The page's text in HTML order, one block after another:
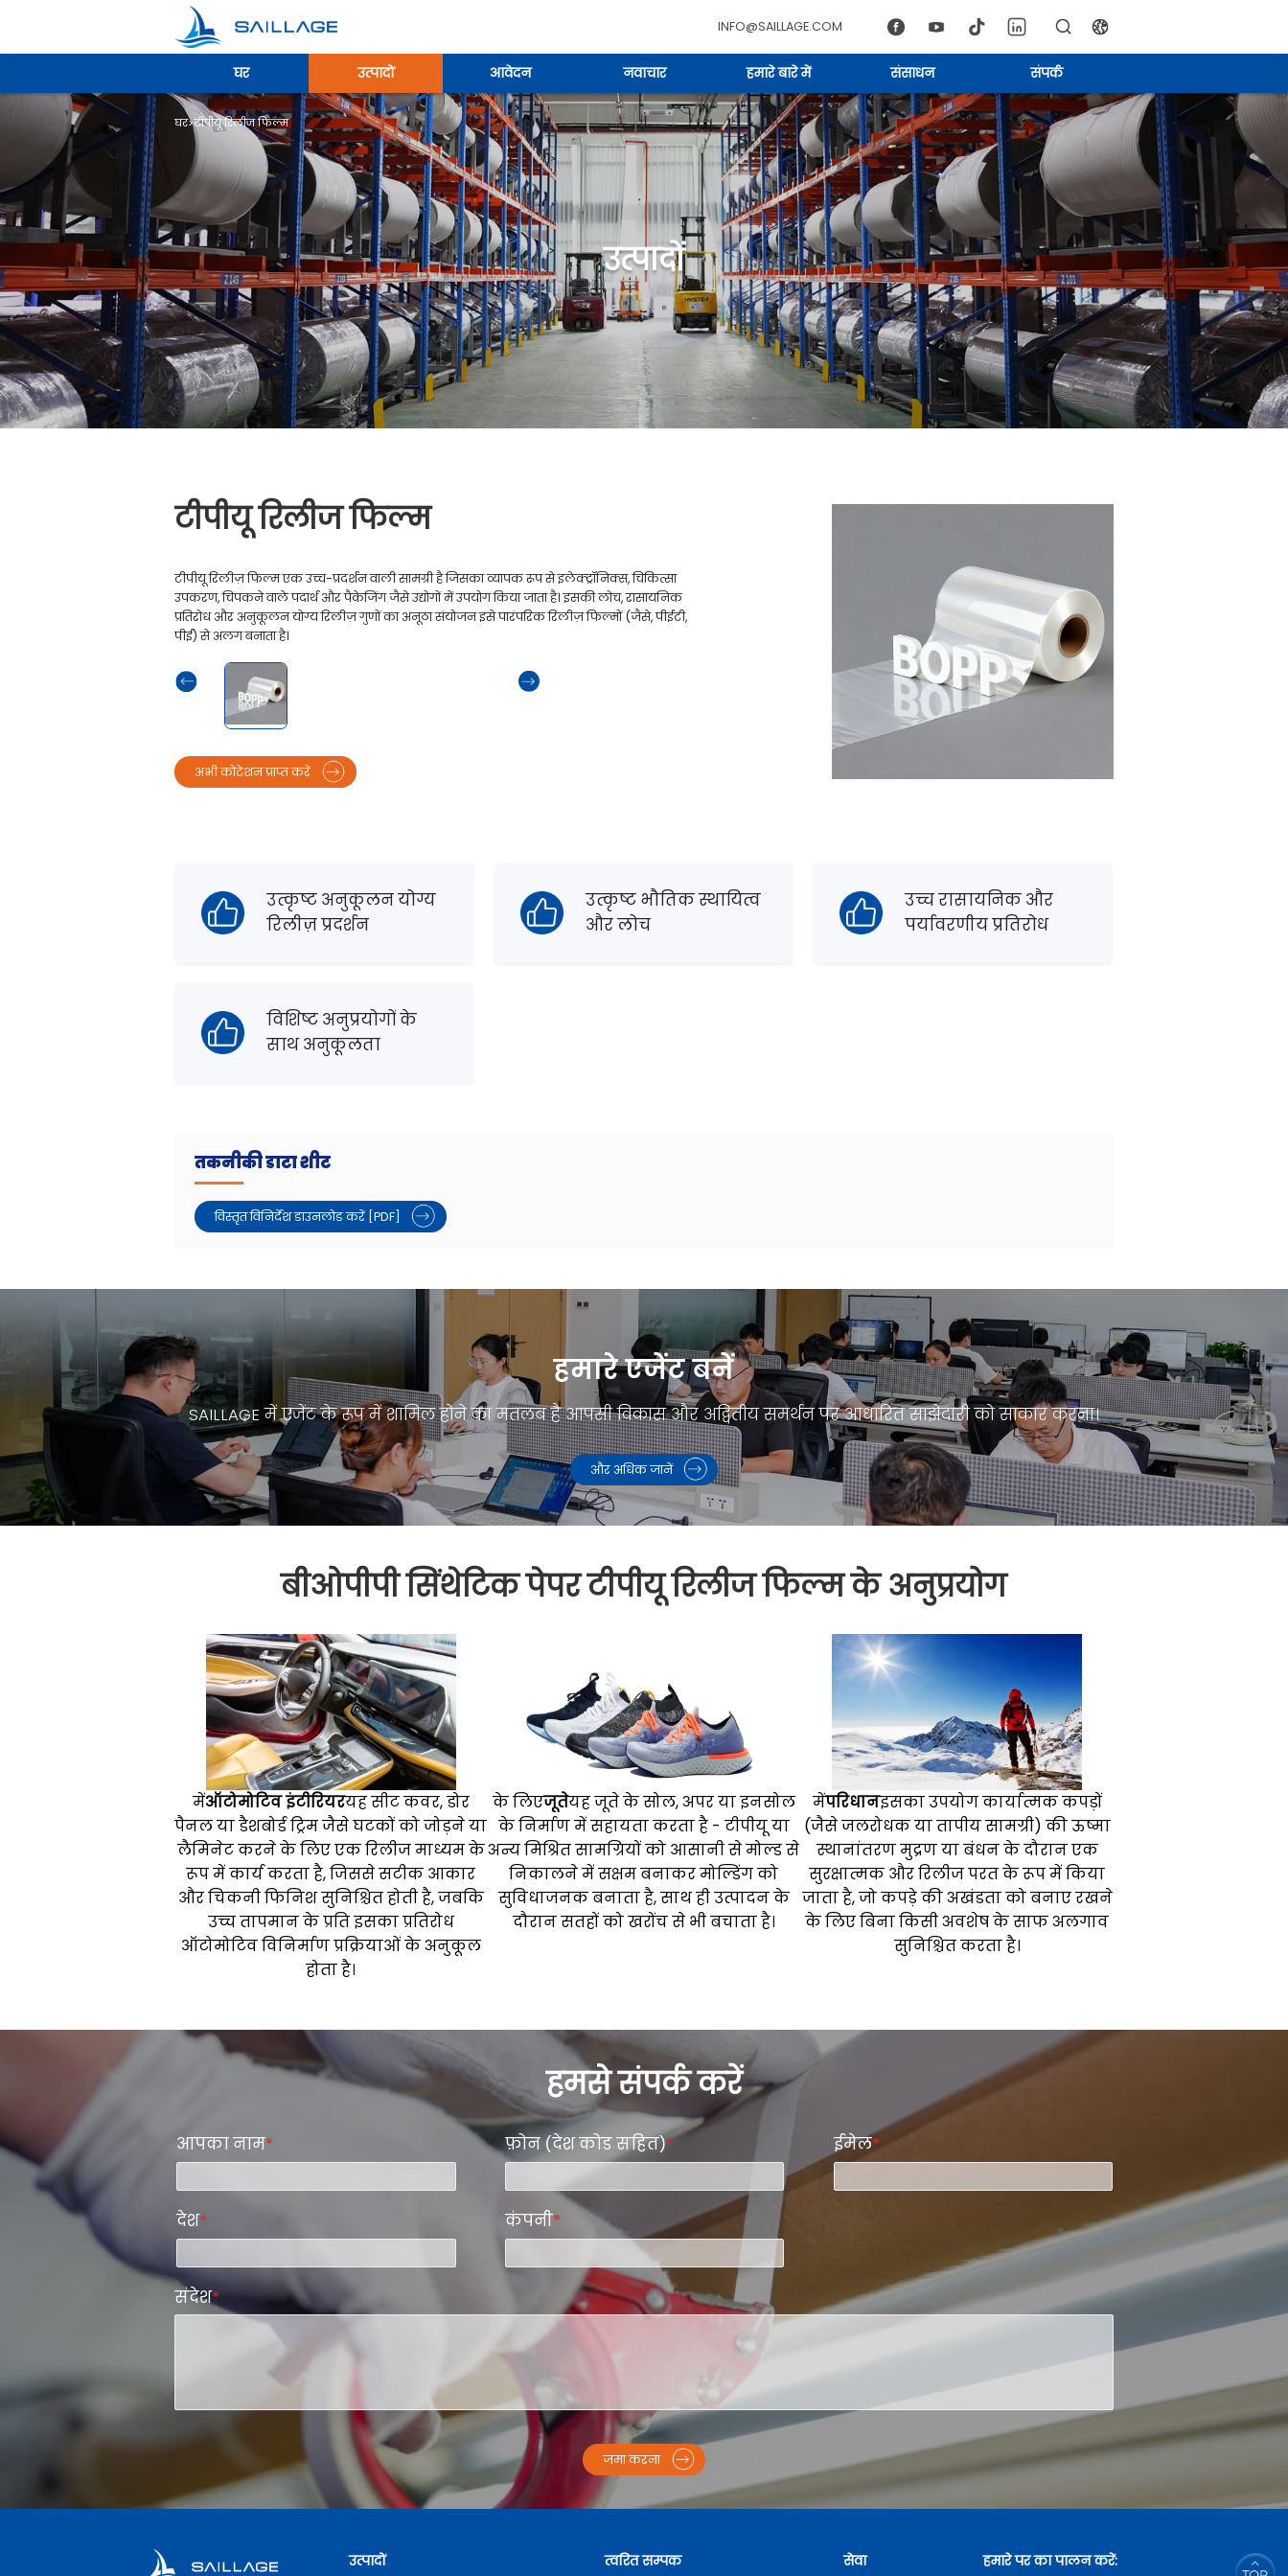
INFO@SAILLAGE.COM
घर उत्पादों आवेदन नवाचार हमारे बारे में संसाधन संपर्क
उत्पादों
घर>टीपीयू रिलीज फिल्म
टीपीयू रिलीज फिल्म
टीपीयू रिलीज़ फिल्म एक उच्च-प्रदर्शन वाली सामग्री है जिसका व्यापक रूप से इलेक्ट्रॉनिक्स, चिकित्सा
उपकरण, चिपकने वाले पदार्थ और पैकेजिंग जैसे उद्योगों में उपयोग किया जाता है। इसकी लोच, रासायनिक
प्रतिरोध और अनुकूलन योग्य रिलीज़ गुणों का अनूठा संयोजन इसे पारंपरिक रिलीज़ फिल्मों (जैसे, पीईटी,
पीई) से अलग बनाता है।
अभी कोटेशन प्राप्त करें
उत्कृष्ट अनुकूलन योग्य
रिलीज़ प्रदर्शन
उत्कृष्ट भौतिक स्थायित्व
और लोच
उच्च रासायनिक और
पर्यावरणीय प्रतिरोध
विशिष्ट अनुप्रयोगों के
साथ अनुकूलता
तकनीकी डाटा शीट
विस्तृत विनिर्देश डाउनलोड करें [PDF]
हमारे एजेंट बनें
SAILLAGE में एजेंट के रूप में शामिल होने का मतलब है आपसी विकास और अद्वितीय समर्थन पर आधारित साझेदारी को साकार करना।
और अधिक जानें
बीओपीपी सिंथेटिक पेपर टीपीयू रिलीज फिल्म के अनुप्रयोग
मेंऑटोमोटिव इंटीरियरयह सीट कवर, डोर
पैनल या डैशबोर्ड ट्रिम जैसे घटकों को जोड़ने या
लैमिनेट करने के लिए एक रिलीज माध्यम के
रूप में कार्य करता है, जिससे सटीक आकार
और चिकनी फिनिश सुनिश्चित होती है, जबकि
उच्च तापमान के प्रति इसका प्रतिरोध
ऑटोमोटिव विनिर्माण प्रक्रियाओं के अनुकूल
होता है।
के लिएजूतेयह जूते के सोल, अपर या इनसोल
के निर्माण में सहायता करता है - टीपीयू या
अन्य मिश्रित सामग्रियों को आसानी से मोल्ड से
निकालने में सक्षम बनाकर मोल्डिंग को
सुविधाजनक बनाता है, साथ ही उत्पादन के
दौरान सतहों को खरोंच से भी बचाता है।
मेंपरिधानइसका उपयोग कार्यात्मक कपड़ों
(जैसे जलरोधक या तापीय सामग्री) की ऊष्मा
स्थानांतरण मुद्रण या बंधन के दौरान एक
सुरक्षात्मक और रिलीज परत के रूप में किया
जाता है, जो कपड़े की अखंडता को बनाए रखने
के लिए बिना किसी अवशेष के साफ अलगाव
सुनिश्चित करता है।
हमसे संपर्क करें
आपका नाम* फ़ोन (देश कोड सहित)* ईमेल*
देश* कंपनी*
संदेश*
जमा करना
उत्पादों त्वरित सम्पक सेवा हमारे पर का पालन करें: